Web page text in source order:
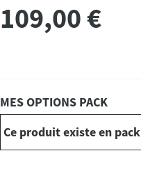
109,00€
MES OPTIONS PACK
Ce produit existe en pack